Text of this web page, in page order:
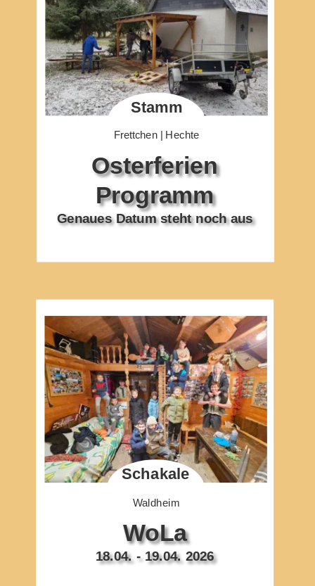
Stamm
Frettchen | Hechte
Osterferien
Programm
Genaues Datum steht noch aus
Schakale
Waldheim
WoLa
18.04. - 19.04. 2026